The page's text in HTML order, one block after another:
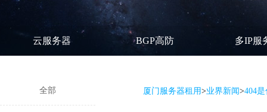
云服务器 BGP高防 多IP服
全部 厦门服务器租用>业界新闻>404